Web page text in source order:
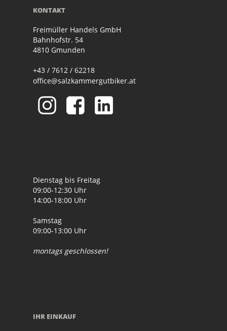
KONTAKT
Freimüller Handels GmbH
Bahnhofstr. 54
4810 Gmunden
+43 / 7612 / 62218
office@salzkammergutbiker.at
Dienstag bis Freitag
09:00-12:30 Uhr
14:00-18:00 Uhr
Samstag
09:00-13:00 Uhr
montags geschlossen!
IHR EINKAUF